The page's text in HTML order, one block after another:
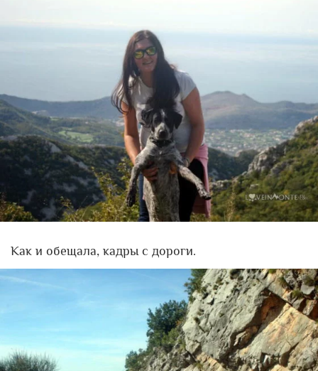
Как и обещала, кадры с дороги.